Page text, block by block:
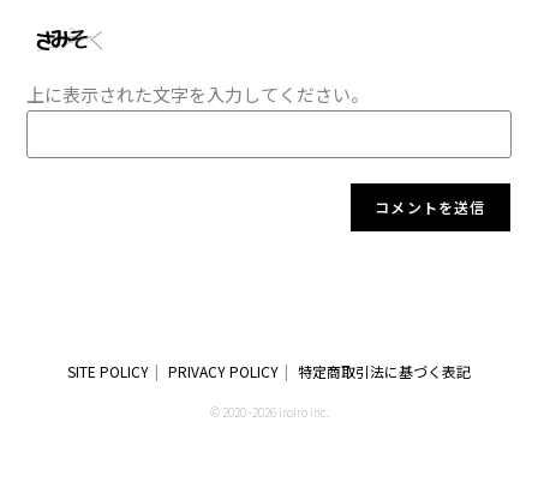
上に表示された文字を入力してください。
SITE POLICY PRIVACY POLICY 特定商取引法に基づく表記
© 2020 -2026 iroiro inc.